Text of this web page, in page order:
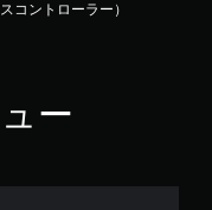
コントローラー）
ー